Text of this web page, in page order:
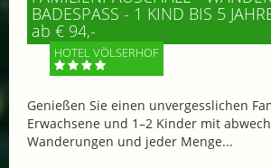
BADESPASS - 1 KIND BIS 5
ab € 94,-
HOTEL VÖLSERHOF
Genießen Sie einen unvergesslichen
Erwachsene und 1–2 Kinder mit
Wanderungen und jeder Menge...